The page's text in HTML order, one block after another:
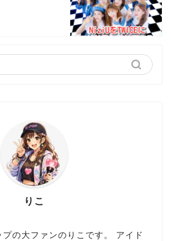
りこ
の大ファンのりこです。 アイド